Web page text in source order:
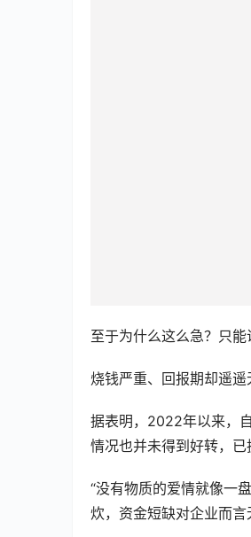
炊，资金短缺对企业而